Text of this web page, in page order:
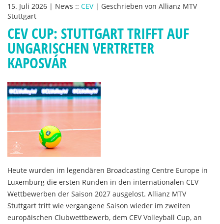
15. Juli 2026 | News :: CEV | Geschrieben von Allianz MTV
Stuttgart
CEV CUP: STUTTGART TRIFFT AUF
UNGARISCHEN VERTRETER
KAPOSVÁR
Heute wurden im legendären Broadcasting Centre Europe in
Luxemburg die ersten Runden in den internationalen CEV
Wettbewerben der Saison 2027 ausgelost. Allianz MTV
Stuttgart tritt wie vergangene Saison wieder im zweiten
europäischen Clubwettbewerb, dem CEV Volleyball Cup, an